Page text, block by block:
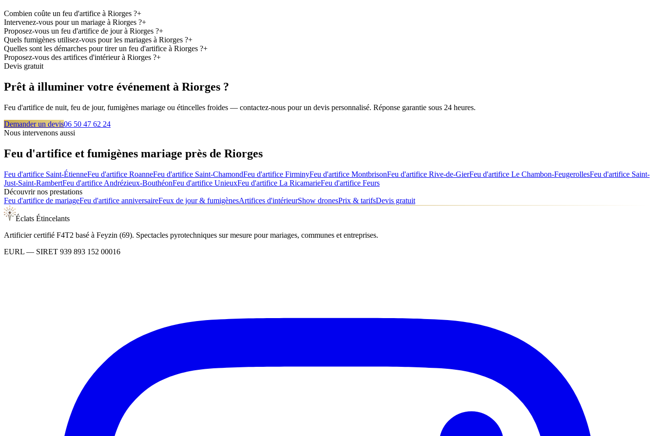
Combien coûte un feu d'artifice à Riorges ?+
Intervenez-vous pour un mariage à Riorges ?+
Proposez-vous un feu d'artifice de jour à Riorges ?+
Quels fumigènes utilisez-vous pour les mariages à Riorges ?+
Quelles sont les démarches pour tirer un feu d'artifice à Riorges ?+
Proposez-vous des artifices d'intérieur à Riorges ?+
Devis gratuit
Prêt à illuminer votre événement à Riorges ?
Feu d'artifice de nuit, feu de jour, fumigènes mariage ou étincelles froides — contactez-nous pour un devis personnalisé. Réponse garantie sous 24 heures.
Demander un devis06 50 47 62 24
Nous intervenons aussi
Feu d'artifice et fumigènes mariage près de Riorges
Feu d'artifice Saint-ÉtienneFeu d'artifice RoanneFeu d'artifice Saint-ChamondFeu d'artifice FirminyFeu d'artifice MontbrisonFeu d'artifice Rive-de-GierFeu d'artifice Le Chambon-FeugerollesFeu d'artifice Saint-
Just-Saint-RambertFeu d'artifice Andrézieux-BouthéonFeu d'artifice UnieuxFeu d'artifice La RicamarieFeu d'artifice Feurs
Découvrir nos prestations
Feu d'artifice de mariageFeu d'artifice anniversaireFeux de jour & fumigènesArtifices d'intérieurShow dronesPrix & tarifsDevis gratuit
Éclats Étincelants
Artificier certifié F4T2 basé à Feyzin (69). Spectacles pyrotechniques sur mesure pour mariages, communes et entreprises.
EURL — SIRET 939 893 152 00016